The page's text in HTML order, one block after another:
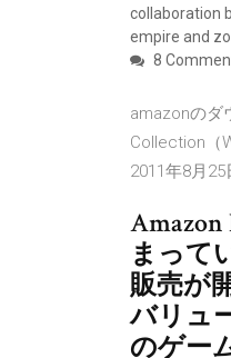
collaboration
empire and
8
amazonのダ
Collection（
2011年8月25
まって
販売が
バリュ
のゲー